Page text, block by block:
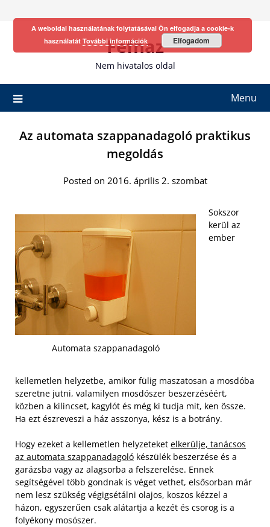
Fefhaz
Nem hivatalos oldal
Menu
Az automata szappanadagoló praktikus
megoldás
Posted on 2016. április 2. szombat
Automata szappanadagoló
Sokszor
kerül az
ember
kellemetlen helyzetbe, amikor fülig maszatosan a mosdóba
szeretne jutni, valamilyen mosdószer beszerzéséért,
közben a kilincset, kagylót és még ki tudja mit, ken össze.
Ha ezt észreveszi a ház asszonya, kész is a botrány.
Hogy ezeket a kellemetlen helyzeteket elkerülje, tanácsos
az automata szappanadagoló készülék beszerzése és a
garázsba vagy az alagsorba a felszerelése. Ennek
segítségével több gondnak is véget vethet, elsősorban már
nem lesz szükség végigsétálni olajos, koszos kézzel a
házon, egyszerűen csak alátartja a kezét és csorog is a
folyékony mosószer.
A weboldal használatának folytatásával Ön elfogadja a cookie-k
használatát További információk Elfogadom